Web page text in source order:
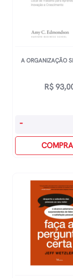
A ORGANIZAÇÃO
R$
Medo
-